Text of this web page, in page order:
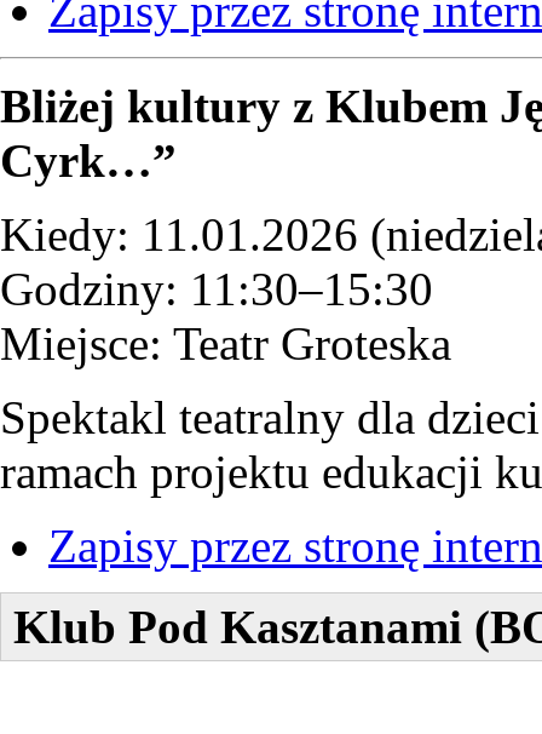
Bliżej kultury z Klubem
Cyrk…”
Kiedy: 11.01.2026
Godziny: 11:30–15:30
Miejsce: Teatr Groteska
Spektakl teatralny dla
ramach projektu edukacji
Zapisy przez stronę
Klub Pod Kasztanami